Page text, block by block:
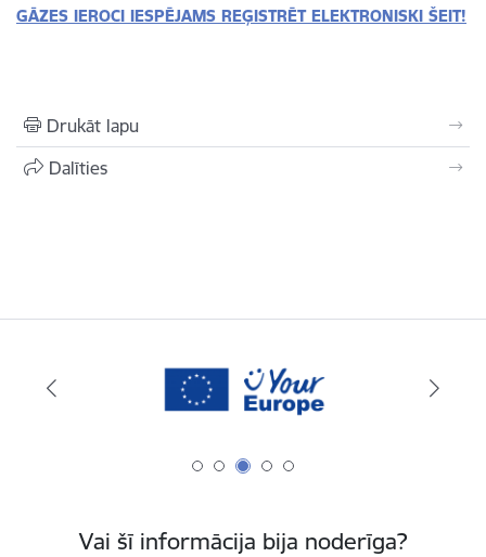
GĀZES IEROCI IESPĒJAMS REĢISTRĒT ELEKTRONISKI ŠEIT!
Drukāt lapu
Dalīties
Vai šī informācija bija noderīga?